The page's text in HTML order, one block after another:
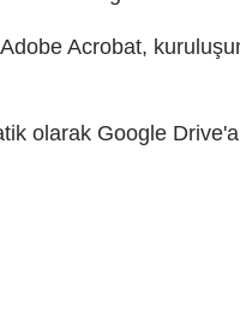
Acrobat,
olarak Google